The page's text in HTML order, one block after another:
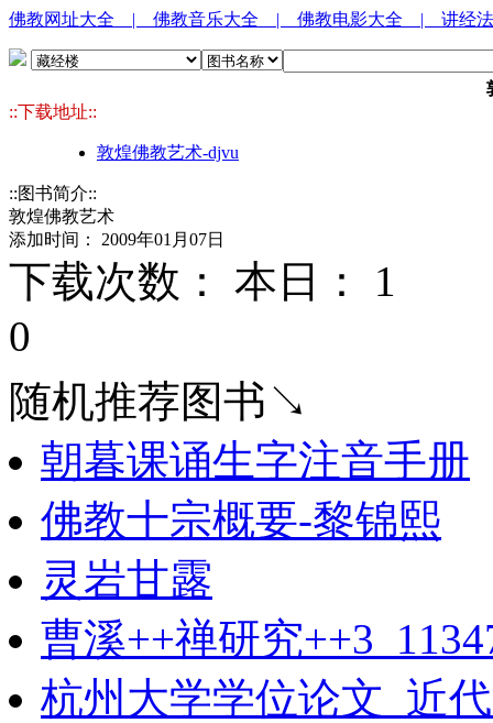
佛教网址大全 | 佛教音乐大全 | 佛教电影大全 | 讲经
::下载地址::
敦煌佛教艺术-djvu
::图书简介::
敦煌佛教艺术
添加时间： 2009年01月07日
下载次数： 本日： 1
0
随机推荐图书↘
朝暮课诵生字注音手册
佛教十宗概要-黎锦熙
灵岩甘露
曹溪++禅研究
杭州大学学位论文_近